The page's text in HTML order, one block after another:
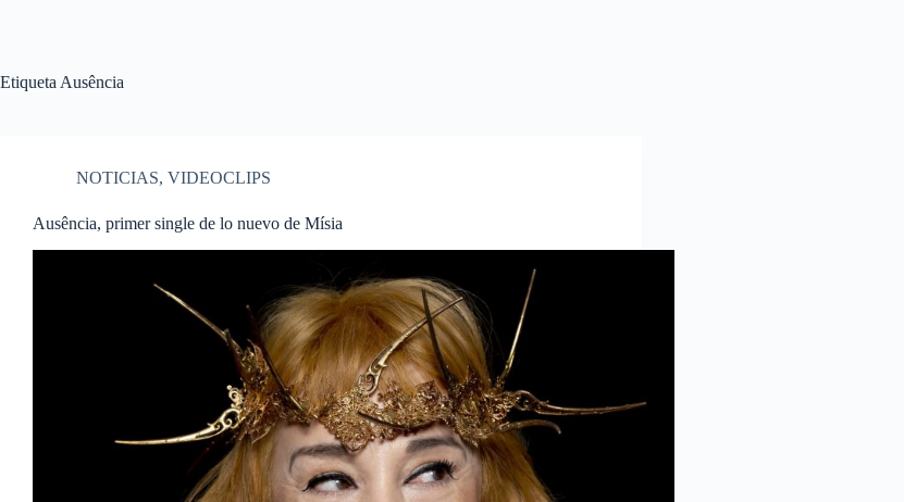
Etiqueta Ausência
NOTICIAS, VIDEOCLIPS
Ausência, primer single de lo nuevo de Mísia